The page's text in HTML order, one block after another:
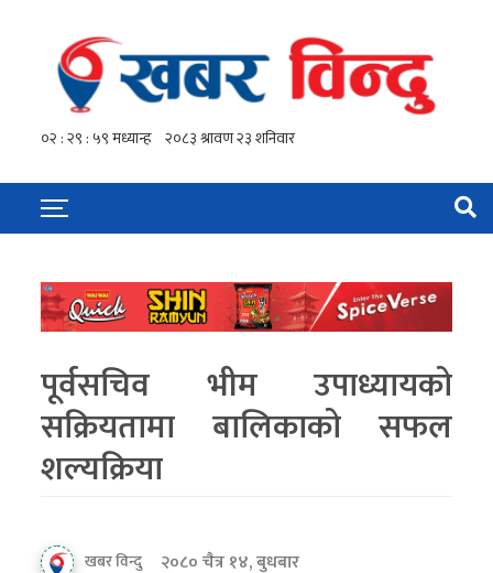
पूर्वसचिव भीम उपाध्यायको
सक्रियतामा बालिकाको सफल
शल्यक्रिया
खबर विन्दु २०८० चैत्र १४, बुधबार